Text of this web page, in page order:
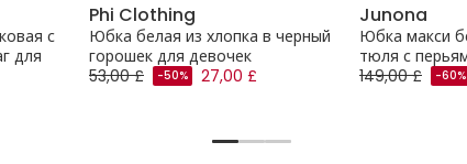
с
для
Phi Clothing
Юбка белая из хлопка в черный
горошек для девочек
53,00 £
-50% 27,00 £
Junona
Юбка макси
тюля с
149,00 £
-60%